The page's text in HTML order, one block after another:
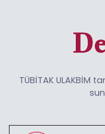
TÜBİTAK ULAKBİM